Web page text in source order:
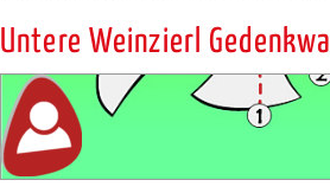
Untere Weinzierl